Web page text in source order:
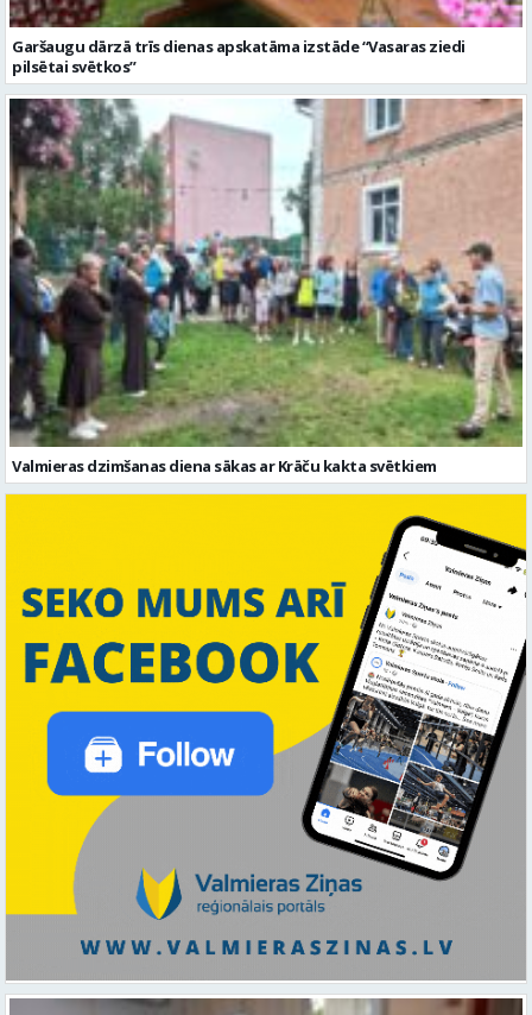
Garšaugu dārzā trīs dienas apskatāma izstāde “Vasaras ziedi
pilsētai svētkos”
Valmieras dzimšanas diena sākas ar Krāču kakta svētkiem